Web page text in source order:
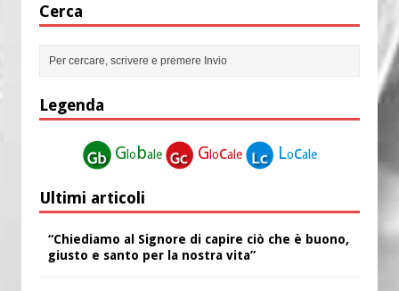
Cerca
Legenda
G lobale G locale Locale
Ultimi articoli
“Chiediamo al Signore di capire ciò che è buono,
giusto e santo per la nostra vita”